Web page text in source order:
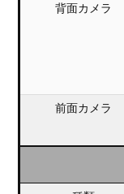
背面カメラ
前面カメラ